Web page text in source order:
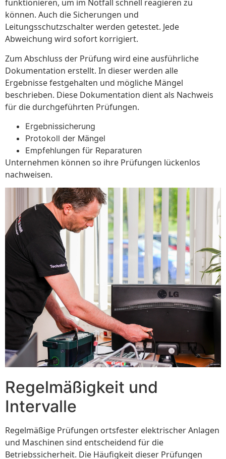
funktionieren, um im Notfall schnell reagieren zu
können. Auch die Sicherungen und
Leitungsschutzschalter werden getestet. Jede
Abweichung wird sofort korrigiert.
Zum Abschluss der Prüfung wird eine ausführliche
Dokumentation erstellt. In dieser werden alle
Ergebnisse festgehalten und mögliche Mängel
beschrieben. Diese Dokumentation dient als Nachweis
für die durchgeführten Prüfungen.
Ergebnissicherung
Protokoll der Mängel
Empfehlungen für Reparaturen
Unternehmen können so ihre Prüfungen lückenlos
nachweisen.
Regelmäßigkeit und
Intervalle
Regelmäßige Prüfungen ortsfester elektrischer Anlagen
und Maschinen sind entscheidend für die
Betriebssicherheit. Die Häufigkeit dieser Prüfungen